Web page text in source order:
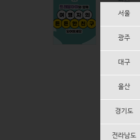
대구
울산
경기도
전라남도
경상남도
서울
광주
대구
울산
경기도
전라남도